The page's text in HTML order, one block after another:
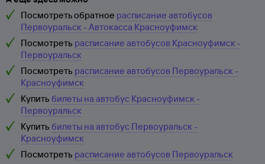
Посмотреть обратное расписание автобусов
Первоуральск - Автокасса Красноуфимск
Посмотреть расписание автобусов Красноуфимск -
Первоуральск
Посмотреть расписание автобусов Первоуральск -
Красноуфимск
Купить билеты на автобус Красноуфимск -
Первоуральск
Купить билеты на автобус Первоуральск -
Красноуфимск
Посмотреть расписание автобусов Первоуральск